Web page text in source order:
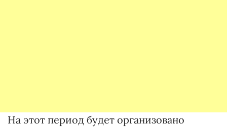
На этот период будет организовано